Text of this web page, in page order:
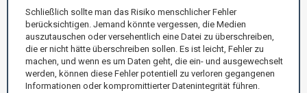
Schließlich sollte man das Risiko menschlicher Fehler
berücksichtigen. Jemand könnte vergessen, die Medien
auszutauschen oder versehentlich eine Datei zu überschreiben,
die er nicht hätte überschreiben sollen. Es ist leicht, Fehler zu
machen, und wenn es um Daten geht, die ein- und ausgewechselt
werden, können diese Fehler potentiell zu verloren gegangenen
Informationen oder kompromittierter Datenintegrität führen.